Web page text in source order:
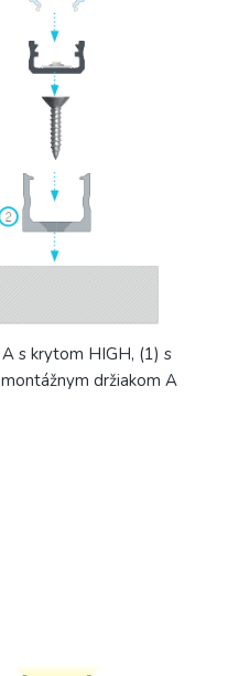
s krytom HIGH, (1) s
držiakom A